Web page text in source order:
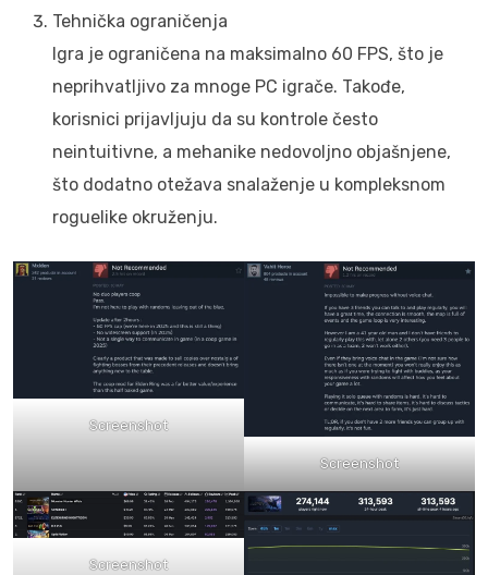
Tehnička ograničenja
Igra je ograničena na maksimalno 60 FPS, što je
neprihvatljivo za mnoge PC igrače. Takođe,
korisnici prijavljuju da su kontrole često
neintuitivne, a mehanike nedovoljno objašnjene,
što dodatno otežava snalaženje u kompleksnom
roguelike okruženju.
Screenshot
Screenshot
Screenshot